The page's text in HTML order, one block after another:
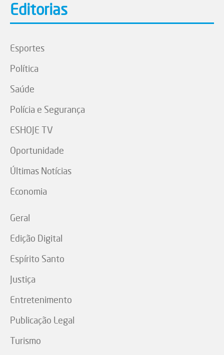
Editorias
Esportes
Política
Saúde
Polícia e Segurança
ESHOJE TV
Oportunidade
Últimas Notícias
Economia
Geral
Edição Digital
Espírito Santo
Justiça
Entretenimento
Publicação Legal
Turismo